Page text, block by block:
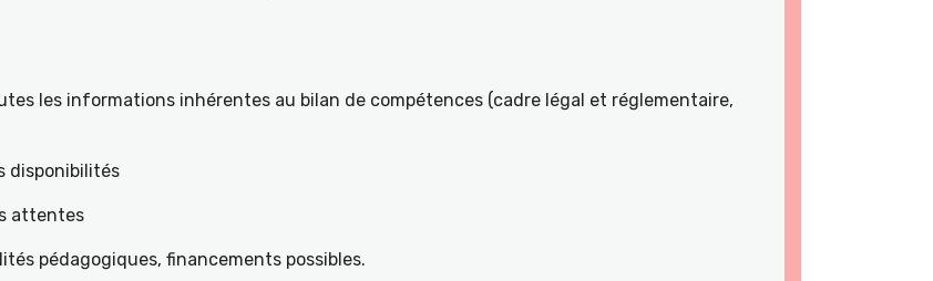
les informations inhérentes au bilan de compétences (cadre légal et réglementaire,
disponibilités
attentes
pédagogiques, financements possibles.